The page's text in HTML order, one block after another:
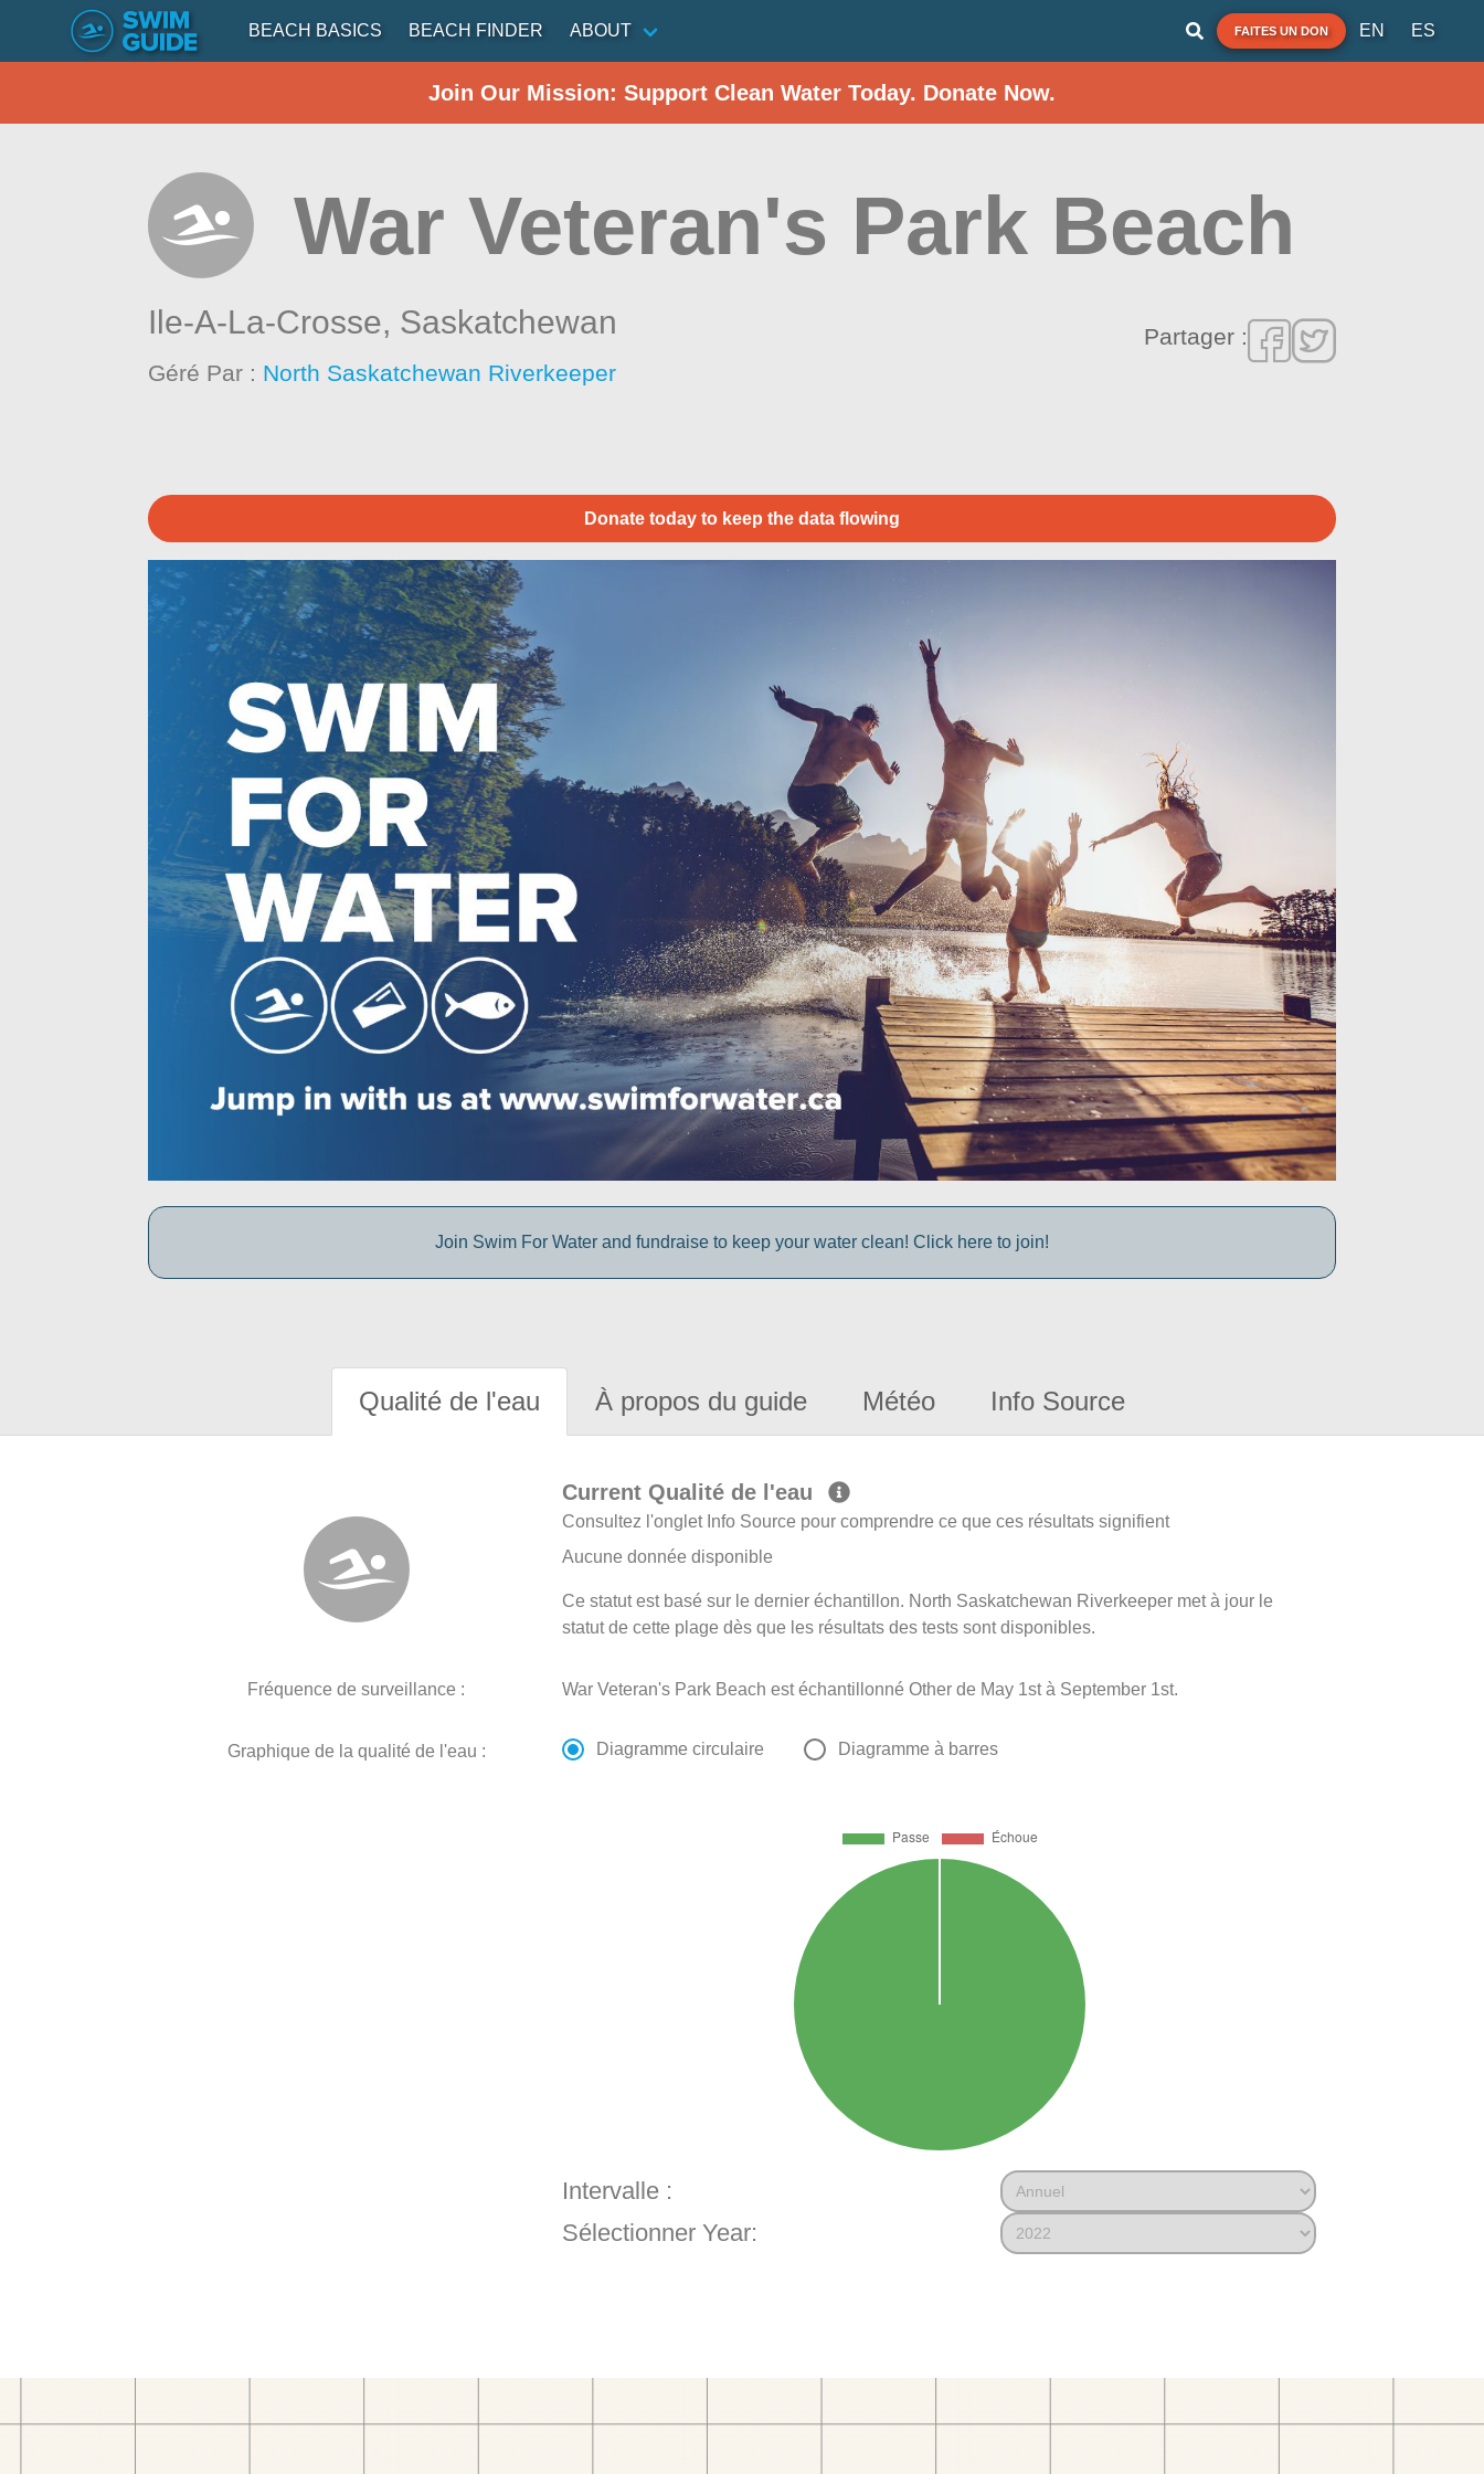
BEACH BASICS BEACH FINDER ABOUT FAITES UN DON EN ES
Join Our Mission: Support Clean Water Today. Donate Now.
War Veteran's Park Beach
Ile-A-La-Crosse, Saskatchewan
Géré Par : North Saskatchewan Riverkeeper
Partager :
Donate today to keep the data flowing
Join Swim For Water and fundraise to keep your water clean! Click here to join!
Qualité de l'eau À propos du guide Météo Info Source
Current Qualité de l'eau
Consultez l'onglet Info Source pour comprendre ce que ces résultats signifient
Aucune donnée disponible
Ce statut est basé sur le dernier échantillon. North Saskatchewan Riverkeeper met à jour le
statut de cette plage dès que les résultats des tests sont disponibles.
Fréquence de surveillance : War Veteran's Park Beach est échantillonné Other de May 1st à September 1st.
Graphique de la qualité de l'eau : Diagramme circulaire Diagramme à barres
Intervalle :
Sélectionner Year: